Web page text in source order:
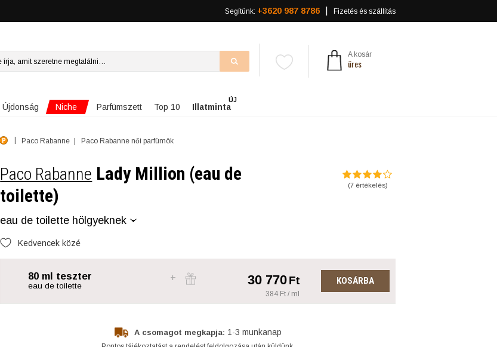
Segítünk: +3620 987 8786 Fizetés és szállítás
A kosár
üres
Újdonság Niche Parfümszett Top 10 Illatminta
ÚJ
Paco Rabanne Paco Rabanne női parfümök
Paco Rabanne Lady Million (eau de
toilette)
eau de toilette hölgyeknek
Kedvencek közé
(7értékelés)
80 ml teszter
eau de toilette 30 770Ft
384 Ft / ml
KOSÁRBA
A csomagot megkapja: 1-3 munkanap